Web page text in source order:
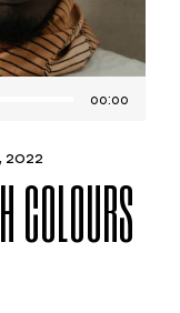
00:00
2022
COLOURS